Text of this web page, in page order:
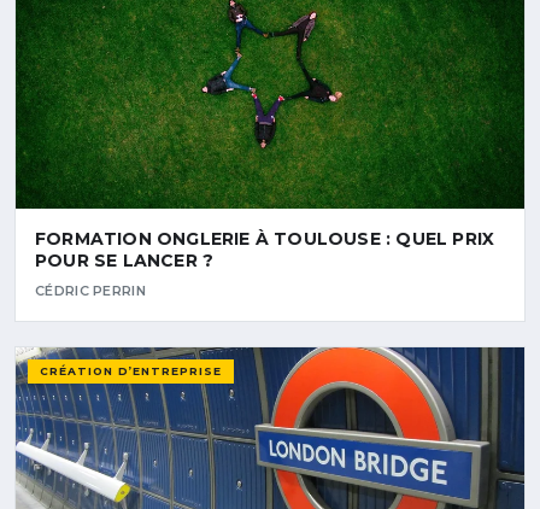
FORMATION ONGLERIE À TOULOUSE : QUEL PRIX
POUR SE LANCER ?
CÉDRIC PERRIN
CRÉATION D’ENTREPRISE